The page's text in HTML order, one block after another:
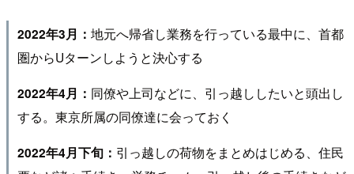
2022年3月： 地元へ帰省し業務を行っている最中に、首都
圏からUターンしようと決心する
2022年4月： 同僚や上司などに、引っ越ししたいと頭出し
する。東京所属の同僚達に会っておく
2022年4月下旬： 引っ越しの荷物をまとめはじめる、住民